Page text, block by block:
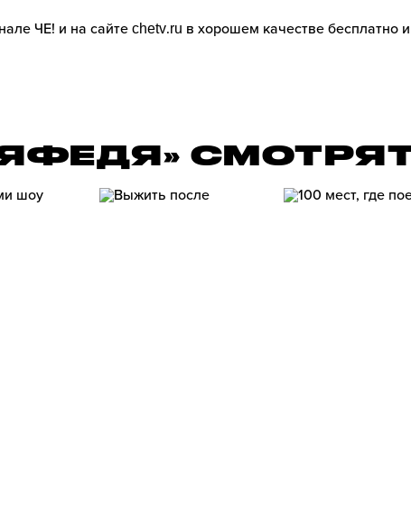
ЧЕ! и на сайте chetv.ru в хорошем качестве бесплатно